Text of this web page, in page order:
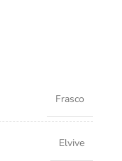
Frasco
Elvive